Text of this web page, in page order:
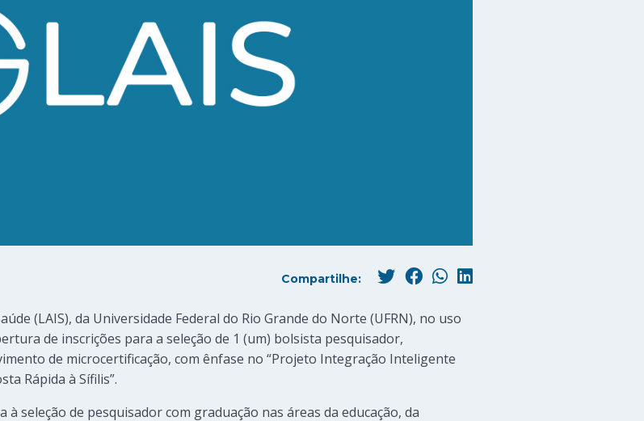
Compartilhe:
(LAIS), da Universidade Federal do Rio Grande do Norte (UFRN), no uso
de inscrições para a seleção de 1 (um) bolsista pesquisador,
de microcertificação, com ênfase no “Projeto Integração Inteligente
Rápida à Sífilis”.
seleção de pesquisador com graduação nas áreas da educação, da